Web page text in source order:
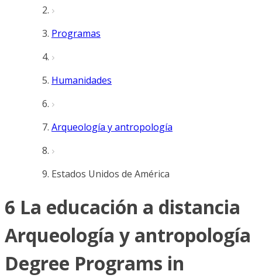
Programas
Humanidades
Arqueología y antropología
Estados Unidos de América
6 La educación a distancia
Arqueología y antropología
Degree Programs in